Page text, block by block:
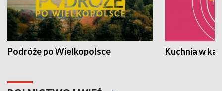
Podróże po Wielkopolsce Kuchnia w